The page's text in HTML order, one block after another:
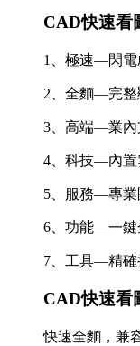
CAD快速看
1、極速—閃電
2、全麵—完整
3、高端—業內
4、科技—內置
5、服務—專業
6、功能—一鍵
7、工具—精確
CAD快速看
快速全麵，兼